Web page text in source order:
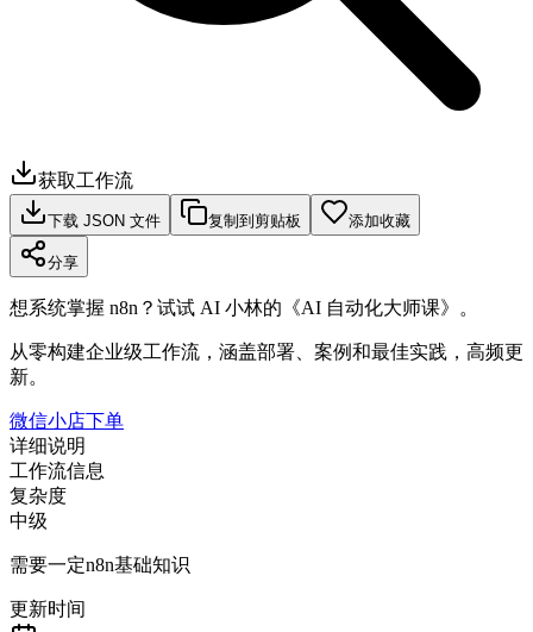
获取工作流
下载 JSON 文件 复制到剪贴板 添加收藏
分享
想系统掌握 n8n？试试 AI 小林的《AI 自动化大师课》。
从零构建企业级工作流，涵盖部署、案例和最佳实践，高频更
新。
微信小店下单
详细说明
工作流信息
复杂度
中级
需要一定n8n基础知识
更新时间